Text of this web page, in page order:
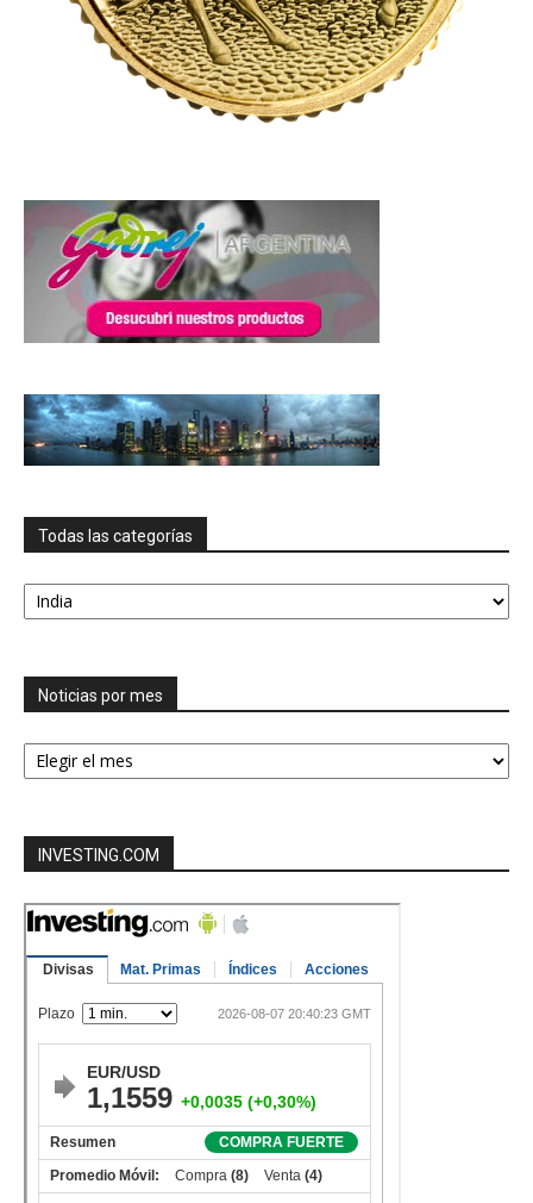
Todas las categorías
Todas
las
Noticias por mes
Noticias
por
INVESTING.COM